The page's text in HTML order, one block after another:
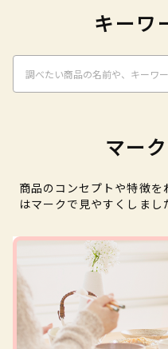
キーワ
マー
商品のコンセプトや特徴
はマークで見やすくしまし